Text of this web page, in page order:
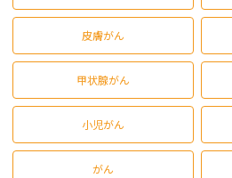
皮膚がん
甲状腺がん
小児がん
がん